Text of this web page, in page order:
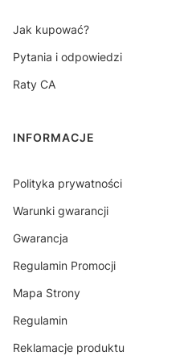
Jak kupować?
Pytania i odpowiedzi
Raty CA
INFORMACJE
Polityka prywatności
Warunki gwarancji
Gwarancja
Regulamin Promocji
Mapa Strony
Regulamin
Reklamacje produktu